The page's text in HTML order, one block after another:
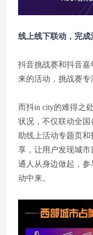
线上线下联动，完成
抖音挑战赛和抖音
来的活动，挑战赛专
而抖in city的难得之
状况，不仅联动全
助线上活动专题页
享，让用户发现城
通人从身边做起，
动中来。